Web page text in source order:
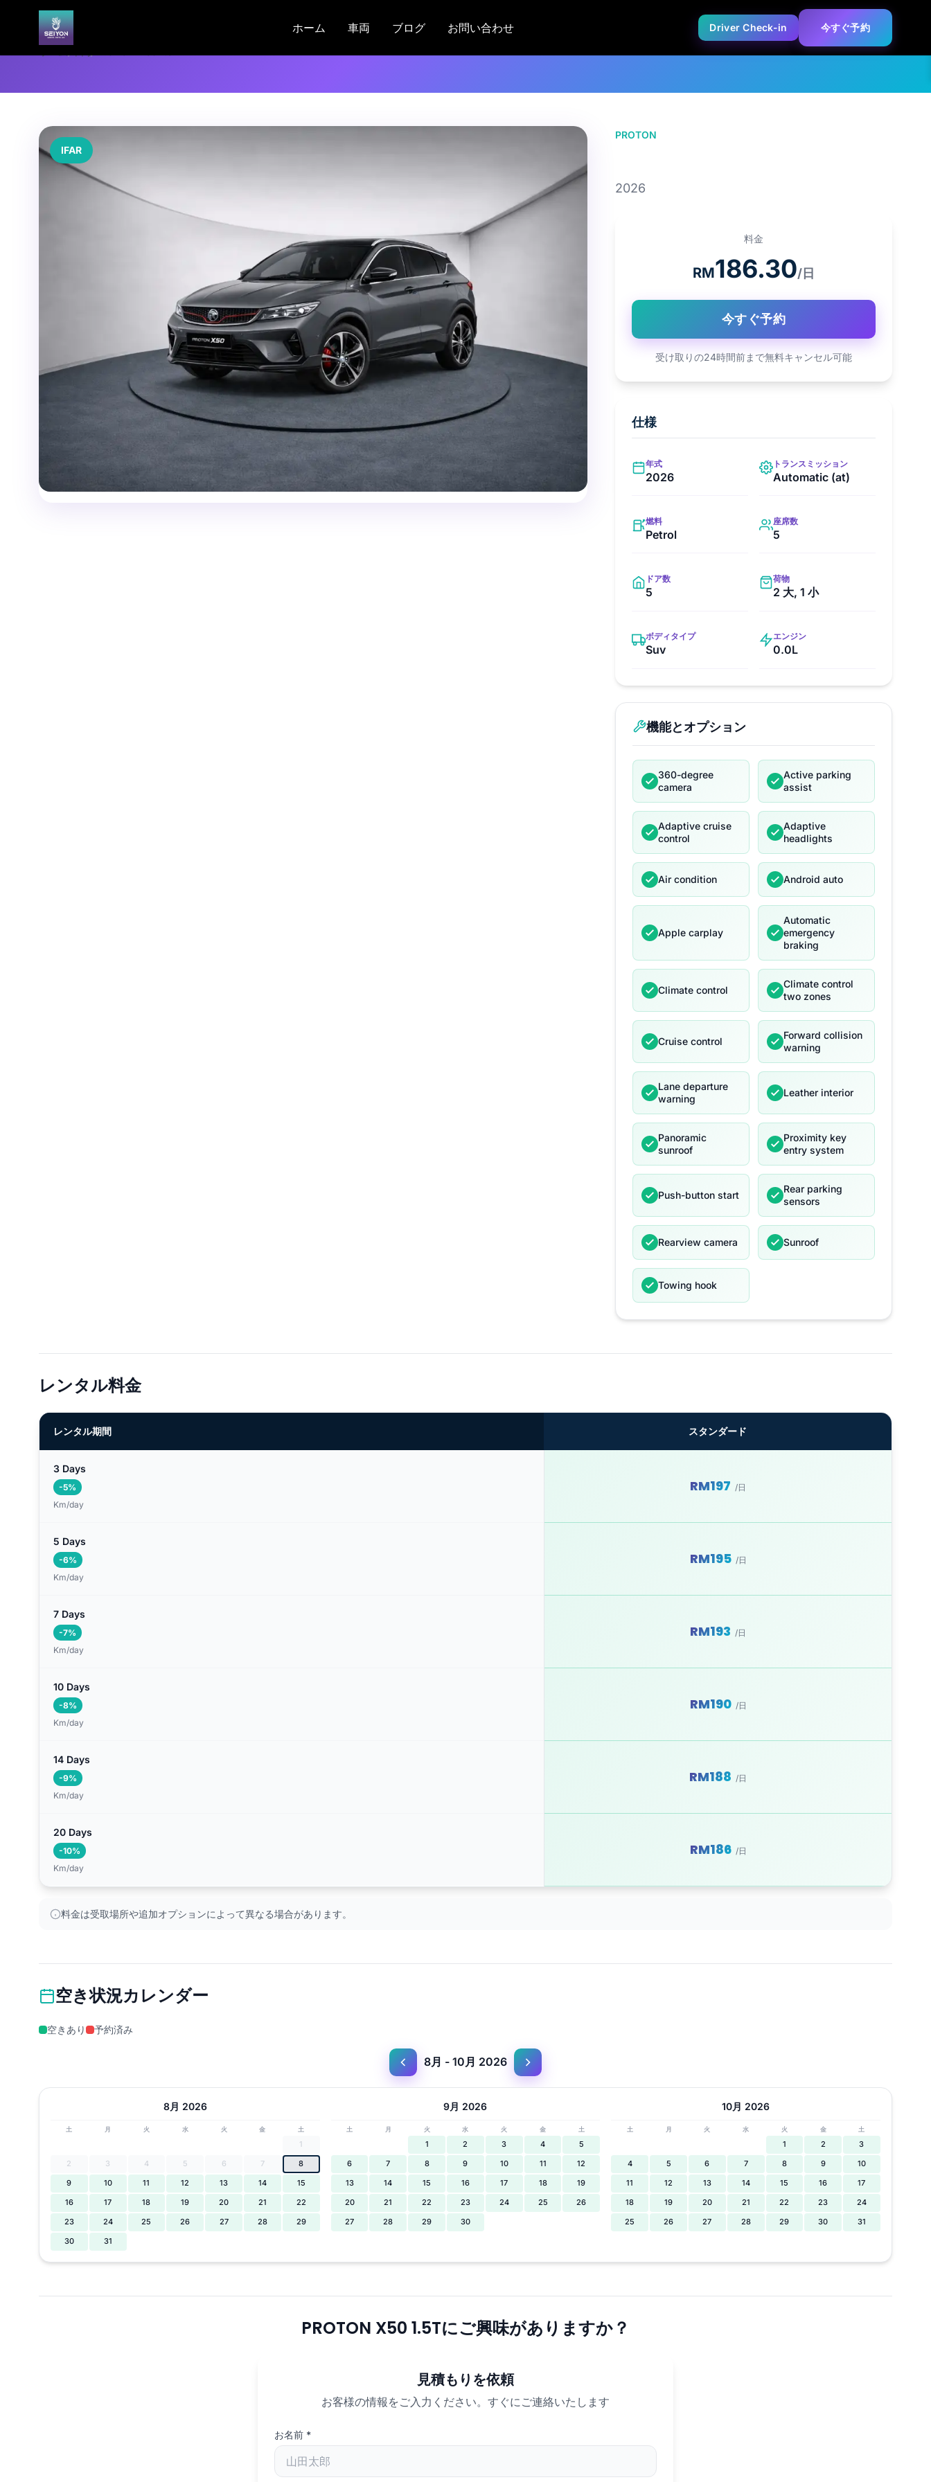
ホーム 車両 ブログ お問い合わせ Driver Check-in 今すぐ予約
IFAR
PROTON
2026
料金
RM186.30/日
今すぐ予約
受け取りの24時間前まで無料キャンセル可能
仕様
年式
2026
トランスミッション
Automatic (at)
燃料
Petrol
座席数
5
ドア数
5
荷物
2 大, 1 小
ボディタイプ
Suv
エンジン
0.0L
機能とオプション
360-degree
camera
Active parking
assist
Adaptive cruise
control
Adaptive
headlights
Air condition Android auto
Apple carplay
Automatic
emergency
braking
Climate control
Climate control
two zones
Cruise control
Forward collision
warning
Lane departure
warning
Leather interior
Panoramic
sunroof
Proximity key
entry system
Push-button start
Rear parking
sensors
Rearview camera Sunroof
Towing hook
レンタル料金
レンタル期間 スタンダード
3 Days
-5%
Km/day
RM197 /日
5 Days
-6%
Km/day
RM195 /日
7 Days
-7%
Km/day
RM193 /日
10 Days
-8%
Km/day
RM190 /日
14 Days
-9%
Km/day
RM188 /日
20 Days
-10%
Km/day
RM186 /日
料金は受取場所や追加オプションによって異なる場合があります。
空き状況カレンダー
空きあり 予約済み
8月 - 10月 2026
8月 2026
土 月 火 水 火 金 土
1
2
3 4 5 6 7
8
9
10 11 12 13 14
15
16
17 18 19 20 21
22
23
24 25 26 27 28
29
30
31
9月 2026
土 月 火 水 火 金 土
1 2 3 4
5
6
7 8 9 10 11
12
13
14 15 16 17 18
19
20
21 22 23 24 25
26
27
28 29 30
10月 2026
土 月 火 水 火 金 土
1 2
3
4
5 6 7 8 9
10
11
12 13 14 15 16
17
18
19 20 21 22 23
24
25
26 27 28 29 30 31
PROTON X50 1.5Tにご興味がありますか？
見積もりを依頼
お客様の情報をご入力ください。すぐにご連絡いたします
お名前 *